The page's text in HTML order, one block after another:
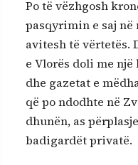
Po të vëzhgosh
pasqyrimin e saj në
avitesh të vërtetës.
e Vlorës doli me
dhe gazetat e
që po ndodhte në
dhunën, as
badigardët privatë.